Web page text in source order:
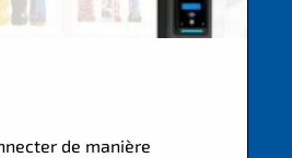
de manière